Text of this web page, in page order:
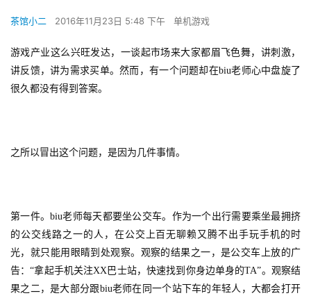
茶馆小二 2016年11月23日 5:48 下午 单机游戏
游戏产业这么兴旺发达，一谈起市场来大家都眉飞色舞，讲刺激，
讲反馈，讲为需求买单。然而，有一个问题却在biu老师心中盘旋了
很久都没有得到答案。
之所以冒出这个问题，是因为几件事情。
第一件。biu老师每天都要坐公交车。作为一个出行需要乘坐最拥挤
的公交线路之一的人，在公交上百无聊赖又腾不出手玩手机的时
光，就只能用眼睛到处观察。观察的结果之一，是公交车上放的广
告：“拿起手机关注XX巴士站，快速找到你身边单身的TA”。观察结
果之二，是大部分跟biu老师在同一个站下车的年轻人，大都会打开